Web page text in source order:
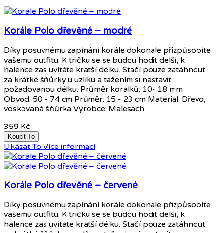
Korále Polo dřevěné – modré
Díky posuvnému zapínání korále dokonale přizpůsobíte
vašemu outfitu. K tričku se se budou hodit delší, k
halence zas uvítáte kratší délku. Stačí pouze zatáhnout
za krátké šňůrky u uzlíku a tažením si nastavit
požadovanou délku. Průměr korálků: 10- 18 mm
Obvod: 50 - 74 cm Průměr: 15 - 23 cm Materiál: Dřevo,
voskovaná šňůrka Výrobce: Malesach
359 Kč
Koupit To
Ukázat To Více informací
Korále Polo dřevěné – červené
Díky posuvnému zapínání korále dokonale přizpůsobíte
vašemu outfitu. K tričku se se budou hodit delší, k
halence zas uvítáte kratší délku. Stačí pouze zatáhnout